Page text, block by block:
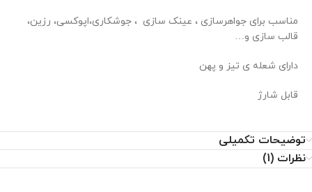
مناسب برای جواهرسازی ، عینک سازی ، جوشکاری،اپوکسی، رزین،
قالب سازی و…
دارای شعله ی تیز و پهن
قابل شارژ
توضیحات تکمیلی
نظرات (1)